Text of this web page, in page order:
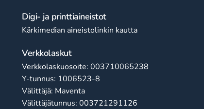
Digi- ja printtiaineistot
Kärkimedian aineistolinkin kautta
Verkkolaskut
Verkkolaskuosoite: 003710065238
Y-tunnus: 1006523-8
Välittäjä: Maventa
Välittäjätunnus: 003721291126